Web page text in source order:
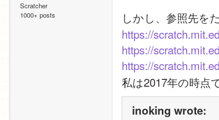
Scratcher
1000+ posts
しかし、参照先を
https://
https://
https://
私は2017年の時点
inoking wrote: